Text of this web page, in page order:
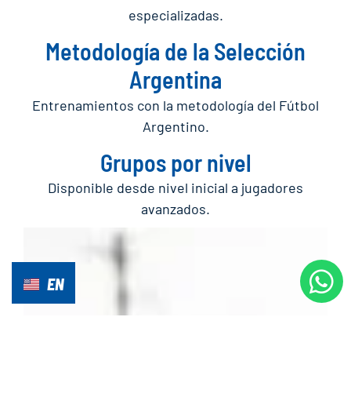
especializadas.
Metodología de la Selección
Argentina
Entrenamientos con la metodología del Fútbol
Argentino.
Grupos por nivel
Disponible desde nivel inicial a jugadores
avanzados.
EN